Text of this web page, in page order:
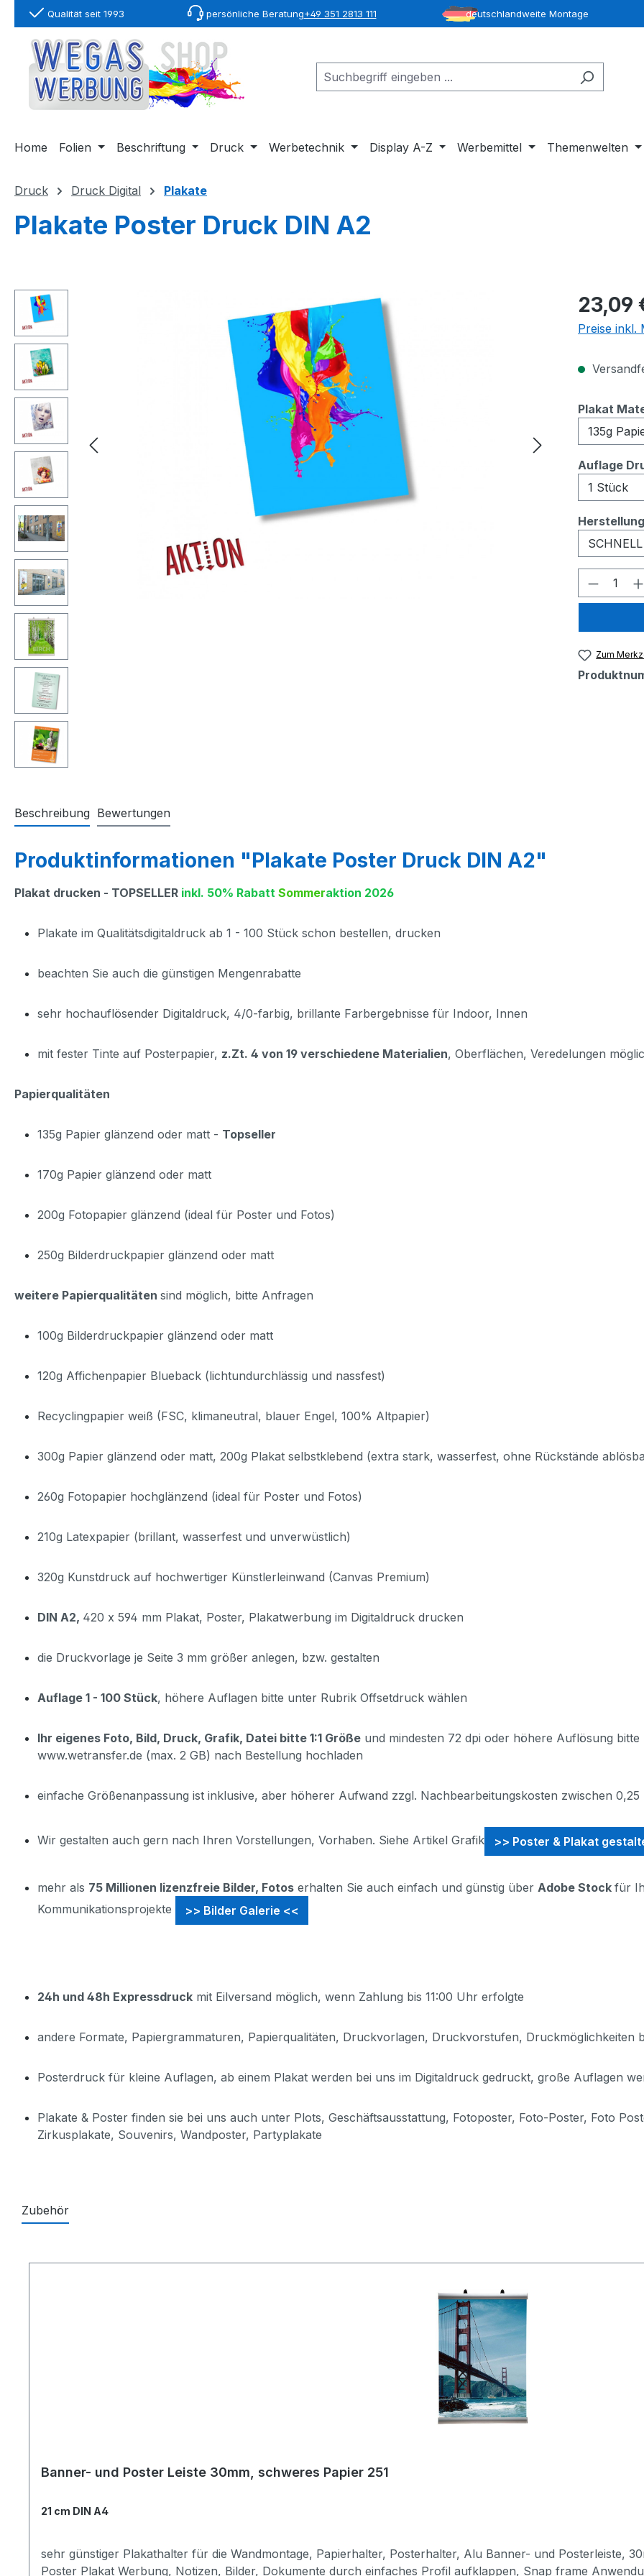
Zur Hauptnavigation springen
Qualität seit 1993 persönliche Beratung+49 351 2813 111 deutschlandweite Montage
Home Folien Beschriftung Druck Werbetechnik Display A-Z Werbemittel Themenwelten
Druck Druck Digital Plakate
Plakate Poster Druck DIN A2
Bildergalerie überspringen 23,09
Preise inkl.
Plakat
Auflage
Zum
Beschreibung Bewertungen
Produktinformationen "Plakate Poster Druck DIN A2"
Plakat drucken - TOPSELLER inkl. 50% Rabatt Sommeraktion 2026
Plakate im Qualitätsdigitaldruck ab 1 - 100 Stück schon bestellen, drucken
beachten Sie auch die günstigen Mengenrabatte
sehr hochauflösender Digitaldruck, 4/0-farbig, brillante Farbergebnisse für Indoor, Innen
mit fester Tinte auf Posterpapier, z.Zt. 4 von 19 verschiedene Materialien, Oberflächen, Veredelungen
Papierqualitäten
135g Papier glänzend oder matt - Topseller
170g Papier glänzend oder matt
200g Fotopapier glänzend (ideal für Poster und Fotos)
250g Bilderdruckpapier glänzend oder matt
weitere Papierqualitäten sind möglich, bitte Anfragen
100g Bilderdruckpapier glänzend oder matt
120g Affichenpapier Blueback (lichtundurchlässig und nassfest)
Recyclingpapier weiß (FSC, klimaneutral, blauer Engel, 100% Altpapier)
300g Papier glänzend oder matt, 200g Plakat selbstklebend (extra stark, wasserfest, ohne Rückstände
260g Fotopapier hochglänzend (ideal für Poster und Fotos)
210g Latexpapier (brillant, wasserfest und unverwüstlich)
320g Kunstdruck auf hochwertiger Künstlerleinwand (Canvas Premium)
DIN A2, 420 x 594 mm Plakat, Poster, Plakatwerbung im Digitaldruck drucken
die Druckvorlage je Seite 3 mm größer anlegen, bzw. gestalten
Auflage 1 - 100 Stück, höhere Auflagen bitte unter Rubrik Offsetdruck wählen
Ihr eigenes Foto, Bild, Druck, Grafik, Datei bitte 1:1 Größe und mindesten 72 dpi oder höhere Auflösung
www.wetransfer.de (max. 2 GB) nach Bestellung hochladen
einfache Größenanpassung ist inklusive, aber höherer Aufwand zzgl. Nachbearbeitungskosten zwischen 0,25
Wir gestalten auch gern nach Ihren Vorstellungen, Vorhaben. Siehe Artikel Grafik >> Poster & Plakat
mehr als 75 Millionen lizenzfreie Bilder, Fotos erhalten Sie auch einfach und günstig über Adobe Stock für
Kommunikationsprojekte
>> Bilder Galerie <<
24h und 48h Expressdruck mit Eilversand möglich, wenn Zahlung bis 11:00 Uhr erfolgte
andere Formate, Papiergrammaturen, Papierqualitäten, Druckvorlagen, Druckvorstufen, Druckmöglichkeiten
Posterdruck für kleine Auflagen, ab einem Plakat werden bei uns im Digitaldruck gedruckt, große Auflagen
Plakate & Poster finden sie bei uns auch unter Plots, Geschäftsausstattung, Fotoposter, Foto-Poster, Foto
Zirkusplakate, Souvenirs, Wandposter, Partyplakate
Zubehör
Banner- und Poster Leiste 30mm, schweres Papier 251
21 cm DIN A4
sehr günstiger Plakathalter für die Wandmontage, Papierhalter, Posterhalter, Alu Banner- und Posterleiste,
Poster Plakat Werbung, Notizen, Bilder, Dokumente durch einfaches Profil aufklappen, Snap frame